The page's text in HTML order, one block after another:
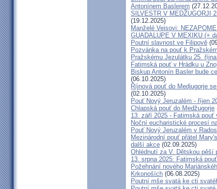
Antonínem Baslerem
SILVESTR V MEDŽUGORJI
(19.12.2025)
Manželé Veisovi:
GUADALUPE V MEXIKU (+
Poutní slavnost ve Filipově
Pozvánka na pouť k
Pražskému Jezulátku 25.
Fatimská pouť v Hrádku u
Biskup Antonín Basler bude
(06.10.2025)
Říjnová pouť do Medjugorje
(02.10.2025)
Pouť Nový Jeruzalém - říjen
Chlapská pouť do Medžugorje
13. září 2025 - Fatimská pouť
Noční eucharistické procesí
Pouť Nový Jeruzalém v
Mezinárodní pouť přátel
další akce (02.09.2025)
Ohlédnutí za V. Dětskou pěší
13. srpna 2025: Fatimská
Požehnání nového
Krkonoších (06.08.2025)
Poutní mše svatá ke cti